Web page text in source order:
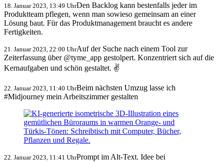
18. Januar 2023, 13:49 UhrDen Backlog kann bestenfalls jeder im
Produktteam pflegen, wenn man sowieso gemeinsam an einer
Lösung baut. Für das Produktmanagement braucht es andere
Fertigkeiten.
21. Januar 2023, 22:00 UhrAuf der Suche nach einem Tool zur
Zeiterfassung über @tyme_app gestolpert. Konzentriert sich auf die
Kernaufgaben und schön gestaltet. ✌️
22. Januar 2023, 11:40 UhrBeim nächsten Umzug lasse ich
#Midjourney mein Arbeitszimmer gestalten
22. Januar 2023, 11:41 UhrPrompt im Alt-Text. Idee bei